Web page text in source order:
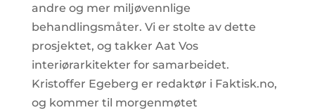
andre og mer miljøvennlige
behandlingsmåter. Vi er stolte av dette
prosjektet, og takker Aat Vos
interiørarkitekter for samarbeidet.
Kristoffer Egeberg er redaktør i Faktisk.no,
og kommer til morgenmøtet